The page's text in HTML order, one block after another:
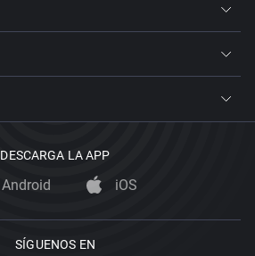
DESCARGA LA APP
Android iOS
SÍGUENOS EN